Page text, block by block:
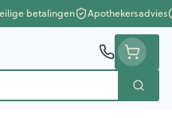
betalingen Apothekersadvies
Zoek